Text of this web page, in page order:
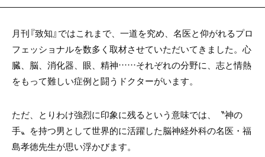
月刊『致知』ではこれまで、一道を究め、名医と仰がれるプロ
フェッショナルを数多く取材させていただいてきました。心
臓、脳、消化器、眼、精神……それぞれの分野に、志と情熱
をもって難しい症例と闘うドクターがいます。
ただ、とりわけ強烈に印象に残るという意味では、〝神の
手〟を持つ男として世界的に活躍した脳神経外科の名医・福
島孝徳先生が思い浮かびます。